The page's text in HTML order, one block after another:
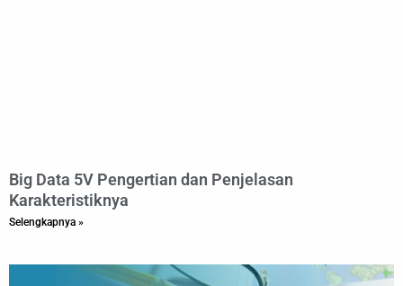
Big Data 5V Pengertian dan Penjelasan
Karakteristiknya
Selengkapnya »